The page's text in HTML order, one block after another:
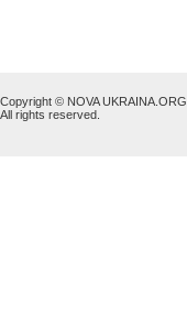
Copyright © NOVA UKRAINA.ORG
All rights reserved.